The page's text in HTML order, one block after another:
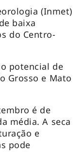
(Inmet)
baixa
do Centro-
potencial de
Grosso e Mato
é de
média. A seca
e
pode